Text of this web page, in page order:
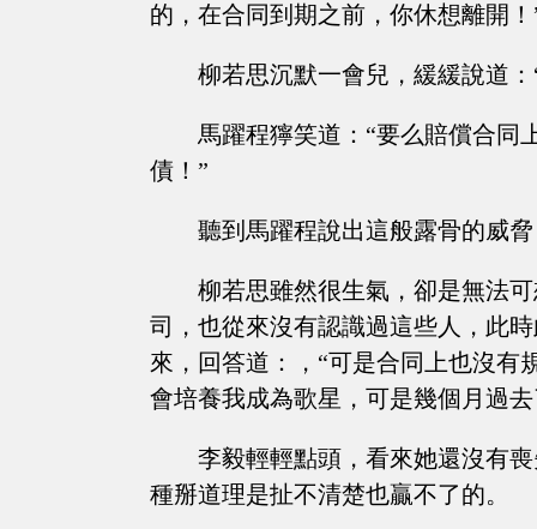
的，在合同到期之前，你休想離開！
柳若思沉默一會兒，緩緩說道
馬躍程獰笑道：“要么賠償合同
債！”
聽到馬躍程說出這般露骨的威
柳若思雖然很生氣，卻是無法
司，也從來沒有認識過這些人，此
來，回答道：，“可是合同上也沒有
會培養我成為歌星，可是幾個月過
李毅輕輕點頭，看來她還沒有
種掰道理是扯不清楚也贏不了的。